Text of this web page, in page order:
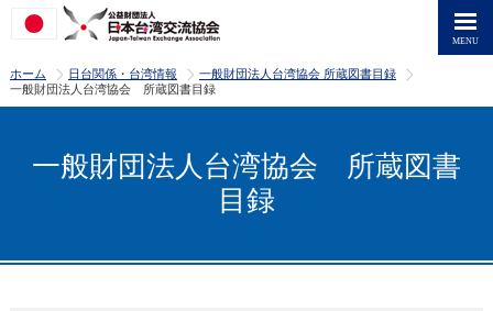
ホーム >
日台関係・台湾情報 >
一般財団法人台湾協会 所蔵図書目録
一般財団法人台湾協会 所蔵図書目録
一般財団法人台湾協会 所蔵図書
目録